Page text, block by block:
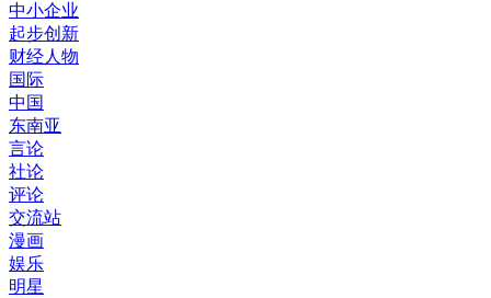
中小企业
起步创新
财经人物
国际
中国
东南亚
言论
社论
评论
交流站
漫画
娱乐
明星